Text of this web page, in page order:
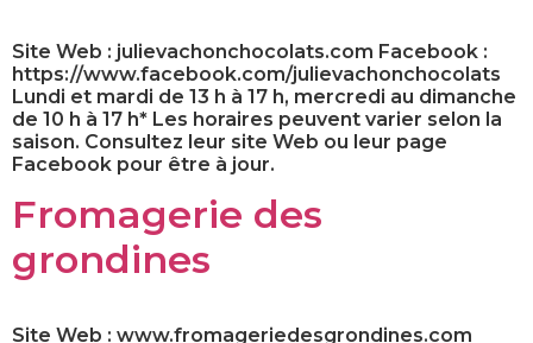
Site Web : julievachonchocolats.com Facebook :
https://www.facebook.com/julievachonchocolats
Lundi et mardi de 13 h à 17 h, mercredi au dimanche
de 10 h à 17 h* Les horaires peuvent varier selon la
saison. Consultez leur site Web ou leur page
Facebook pour être à jour.
Fromagerie des
grondines
Site Web : www.fromageriedesgrondines.com